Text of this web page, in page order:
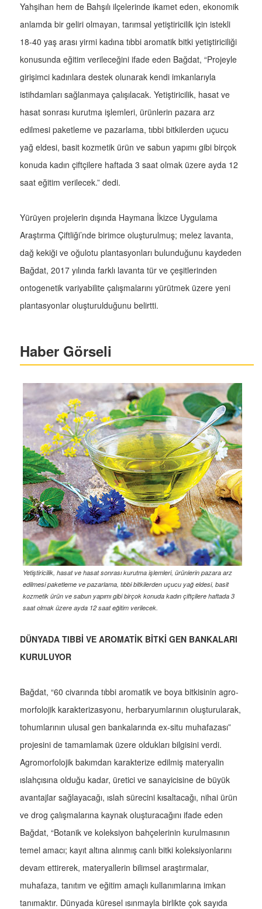
Yahşihan hem de Bahşılı ilçelerinde ikamet eden, ekonomik
anlamda bir geliri olmayan, tarımsal yetiştiricilik için istekli
18-40 yaş arası yirmi kadına tıbbi aromatik bitki yetiştiriciliği
konusunda eğitim verileceğini ifade eden Bağdat, “Projeyle
girişimci kadınlara destek olunarak kendi imkanlarıyla
istihdamları sağlanmaya çalışılacak. Yetiştiricilik, hasat ve
hasat sonrası kurutma işlemleri, ürünlerin pazara arz
edilmesi paketleme ve pazarlama, tıbbi bitkilerden uçucu
yağ eldesi, basit kozmetik ürün ve sabun yapımı gibi birçok
konuda kadın çiftçilere haftada 3 saat olmak üzere ayda 12
saat eğitim verilecek.” dedi.
Yürüyen projelerin dışında Haymana İkizce Uygulama
Araştırma Çiftliği’nde birimce oluşturulmuş; melez lavanta,
dağ kekiği ve oğulotu plantasyonları bulunduğunu kaydeden
Bağdat, 2017 yılında farklı lavanta tür ve çeşitlerinden
ontogenetik variyabilite çalışmalarını yürütmek üzere yeni
plantasyonlar oluşturulduğunu belirtti.
Haber Görseli
Yetiştiricilik, hasat ve hasat sonrası kurutma işlemleri, ürünlerin pazara arz
edilmesi paketleme ve pazarlama, tıbbi bitkilerden uçucu yağ eldesi, basit
kozmetik ürün ve sabun yapımı gibi birçok konuda kadın çiftçilere haftada 3
saat olmak üzere ayda 12 saat eğitim verilecek.
DÜNYADA TIBBİ VE AROMATİK BİTKİ GEN BANKALARI
KURULUYOR
Bağdat, “60 civarında tıbbi aromatik ve boya bitkisinin agro-
morfolojik karakterizasyonu, herbaryumlarının oluşturularak,
tohumlarının ulusal gen bankalarında ex-situ muhafazası”
projesini de tamamlamak üzere oldukları bilgisini verdi.
Agromorfolojik bakımdan karakterize edilmiş materyalin
ıslahçısına olduğu kadar, üretici ve sanayicisine de büyük
avantajlar sağlayacağı, ıslah sürecini kısaltacağı, nihai ürün
ve drog çalışmalarına kaynak oluşturacağını ifade eden
Bağdat, “Botanik ve koleksiyon bahçelerinin kurulmasının
temel amacı; kayıt altına alınmış canlı bitki koleksiyonlarını
devam ettirerek, materyallerin bilimsel araştırmalar,
muhafaza, tanıtım ve eğitim amaçlı kullanımlarına imkan
tanımaktır. Dünyada küresel ısınmayla birlikte çok sayıda